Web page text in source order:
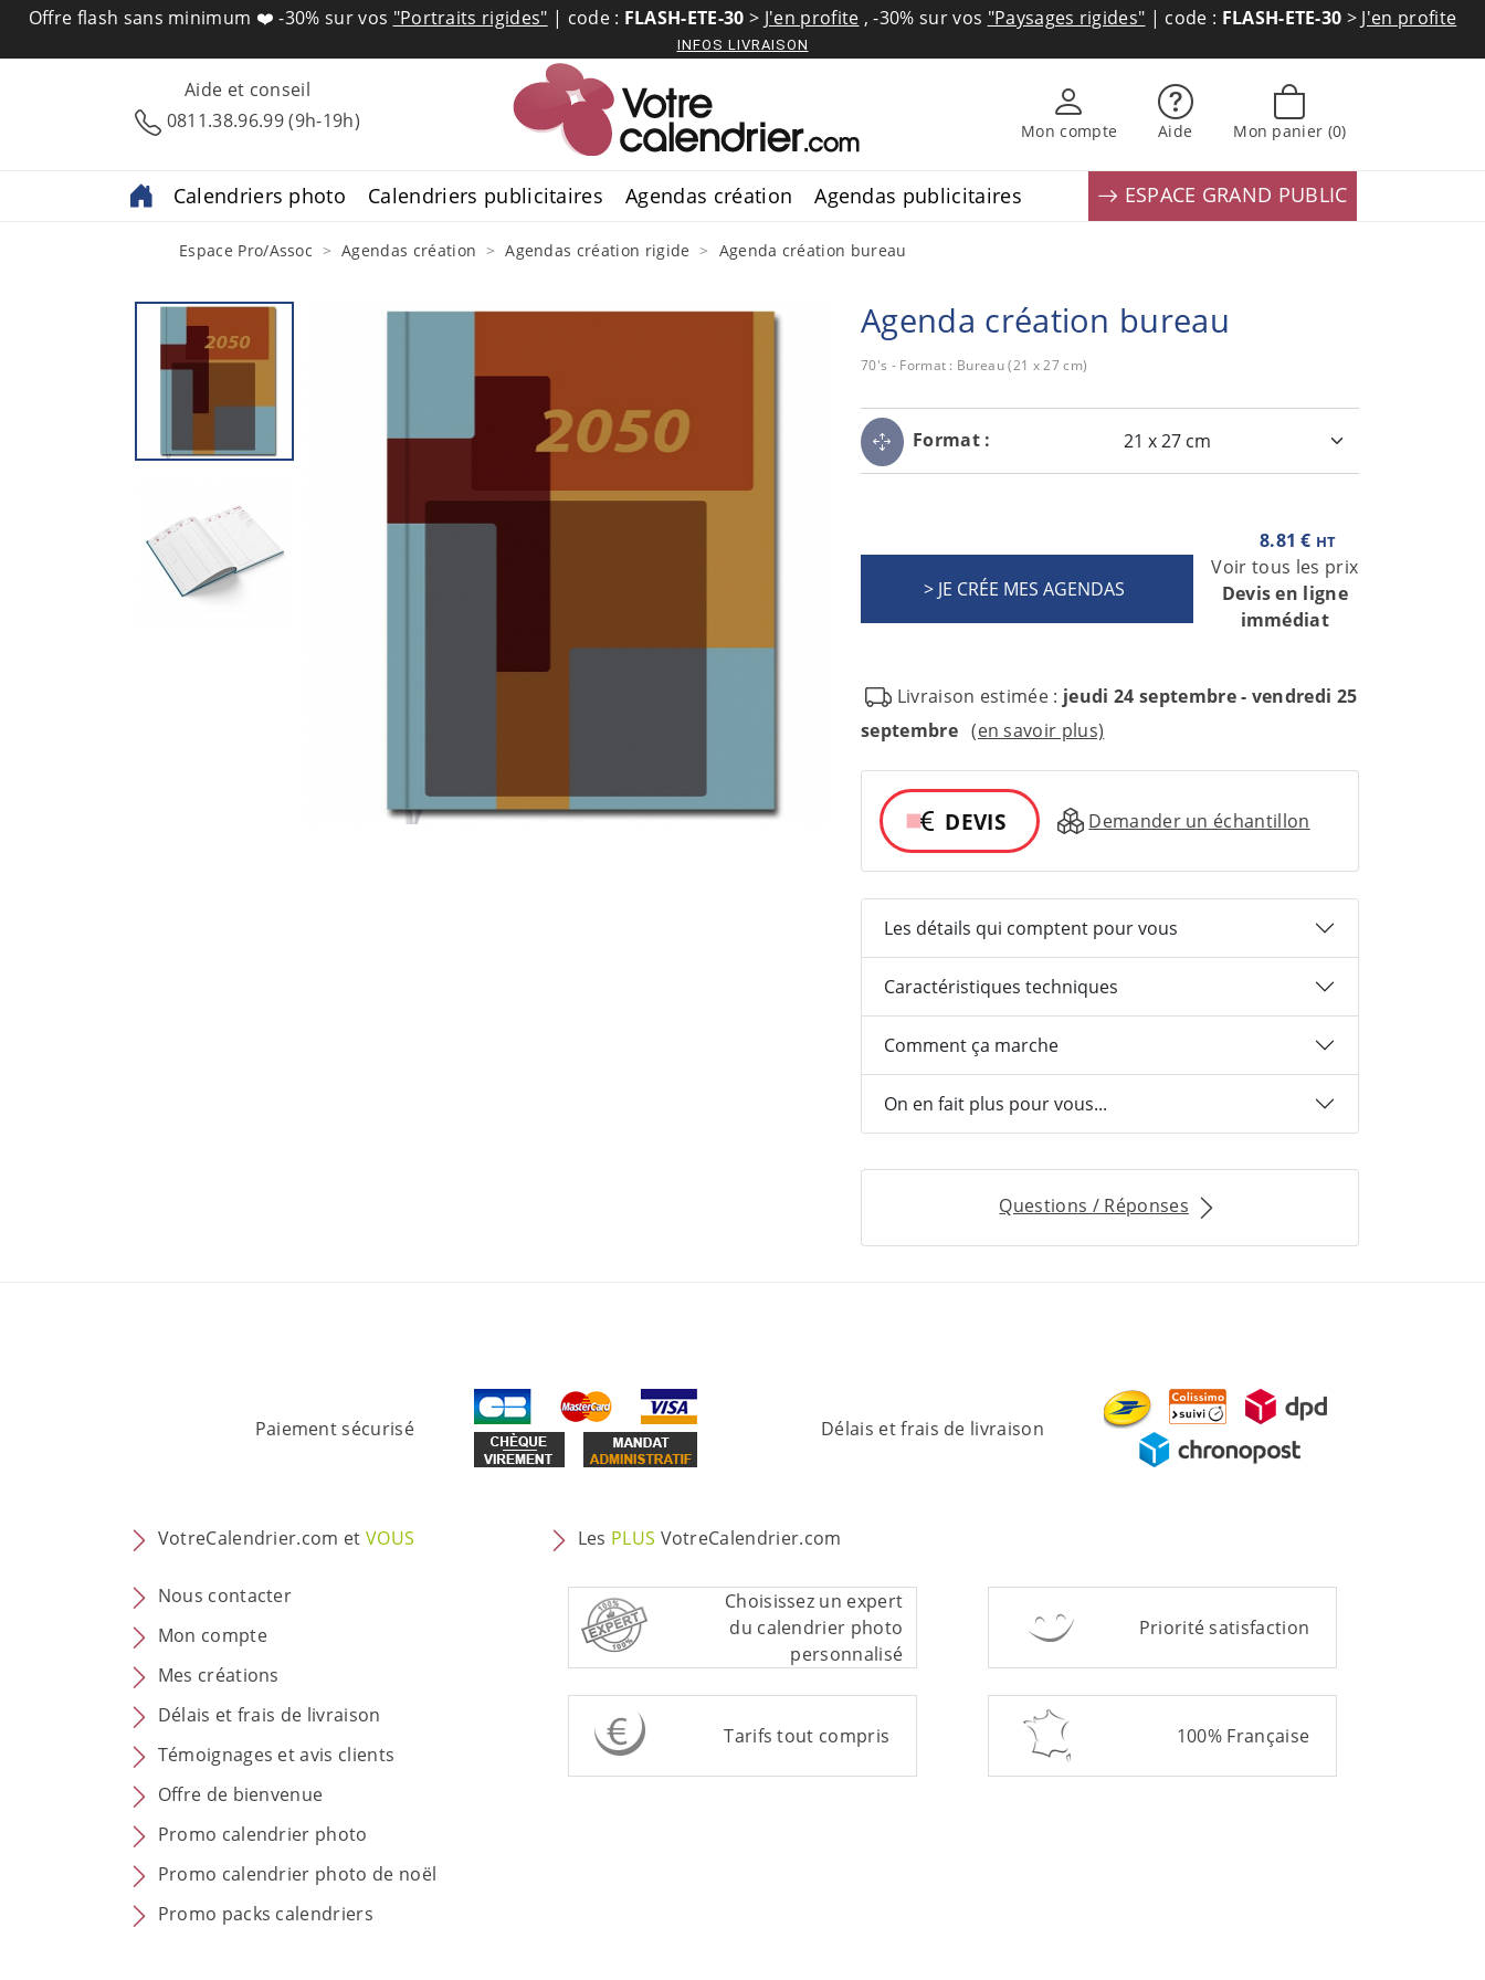
Offre flash sans minimum ❤️-30% sur vos "Portraits rigides" | code : FLASH-ETE-30 > J'en profite ,-30% sur vos "Paysages rigides" | code : FLASH-ETE-30 > J'en profite
INFOS LIVRAISON
Aide et conseil
0811.38.96.99 (9h-19h)
Mon compte Aide Mon panier (0)
Calendriers photo Calendriers publicitaires Agendas création Agendas publicitaires ESPACE GRAND PUBLIC
Espace Pro/Assoc Agendas création Agendas création rigide Agenda création bureau
Agenda création bureau
70's - Format : Bureau (21 x 27 cm)
Format :
8.81 € HT
Voir tous les prix
Devis en ligne
immédiat
Livraison estimée : jeudi 24 septembre - vendredi 25
septembre (en savoir plus)
DEVIS Demander un échantillon
Les détails qui comptent pour vous
Caractéristiques techniques
Comment ça marche
On en fait plus pour vous...
Questions / Réponses
Paiement sécurisé Délais et frais de livraison
VotreCalendrier.com etVOUS
Nous contacter
Mon compte
Mes créations
Délais et frais de livraison
Témoignages et avis clients
Offre de bienvenue
Promo calendrier photo
Promo calendrier photo de noël
Promo packs calendriers
Les PLUS VotreCalendrier.com
Choisissez un expert
du calendrier photo
personnalisé
Priorité satisfaction
Tarifs tout compris 100% Française